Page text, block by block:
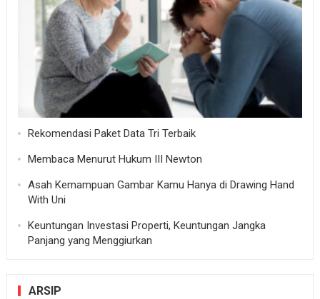
Rekomendasi Paket Data Tri Terbaik
Membaca Menurut Hukum III Newton
Asah Kemampuan Gambar Kamu Hanya di Drawing Hand
With Uni
Keuntungan Investasi Properti, Keuntungan Jangka
Panjang yang Menggiurkan
ARSIP